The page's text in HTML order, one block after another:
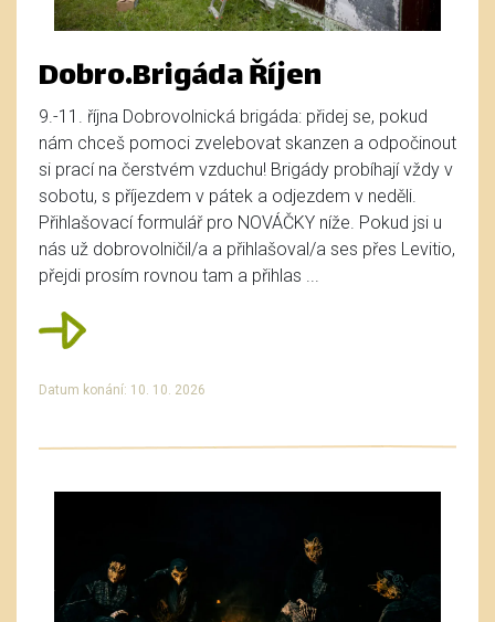
Dobro.Brigáda Říjen
9.-11. října Dobrovolnická brigáda: přidej se, pokud
nám chceš pomoci zvelebovat skanzen a odpočinout
si prací na čerstvém vzduchu! Brigády probíhají vždy v
sobotu, s příjezdem v pátek a odjezdem v neděli.
Přihlašovací formulář pro NOVÁČKY níže. Pokud jsi u
nás už dobrovolničil/a a přihlašoval/a ses přes Levitio,
přejdi prosím rovnou tam a přihlas ...
Datum konání: 10. 10. 2026